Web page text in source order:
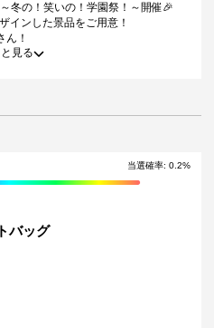
冬の！笑いの！学園祭！～開催🎉
インした景品をご用意！
ん！
ださい✨
は対象外です。
に10連特典が当たります。（10連1
は対象外です。
に30連特典が当たります。
見る
当選確率: 0.2%
バッグ